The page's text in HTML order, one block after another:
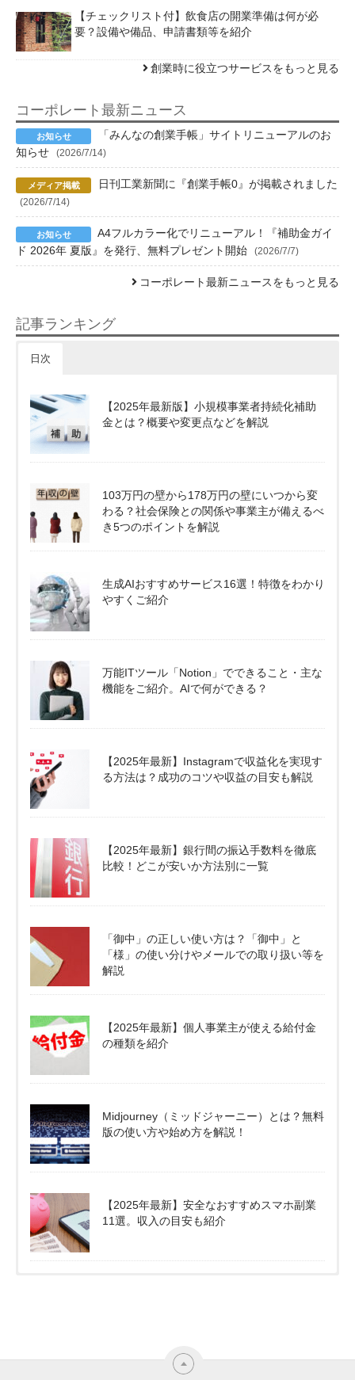
【チェックリスト付】飲食店の開業準備は何が必
要？設備や備品、申請書類等を紹介
創業時に役立つサービスをもっと見る
コーポレート最新ニュース
「みんなの創業手帳」サイトリニューアルのお
知らせ
(2026/7/14)
日刊工業新聞に『創業手帳0』が掲載されました
(2026/7/14)
A4フルカラー化でリニューアル！『補助金ガイ
ド 2026年 夏版』を発行、無料プレゼント開始
(2026/7/7)
コーポレート最新ニュースをもっと見る
記事ランキング
日次
【2025年最新版】小規模事業者持続化補助
金とは？概要や変更点などを解説
103万円の壁から178万円の壁にいつから変
わる？社会保険との関係や事業主が備えるべ
き5つのポイントを解説
生成AIおすすめサービス16選！特徴をわかり
やすくご紹介
万能ITツール「Notion」でできること・主な
機能をご紹介。AIで何ができる？
【2025年最新】Instagramで収益化を実現す
る方法は？成功のコツや収益の目安も解説
【2025年最新】銀行間の振込手数料を徹底
比較！どこが安いか方法別に一覧
「御中」の正しい使い方は？「御中」と
「様」の使い分けやメールでの取り扱い等を
解説
【2025年最新】個人事業主が使える給付金
の種類を紹介
Midjourney（ミッドジャーニー）とは？無料
版の使い方や始め方を解説！
【2025年最新】安全なおすすめスマホ副業
11選。収入の目安も紹介